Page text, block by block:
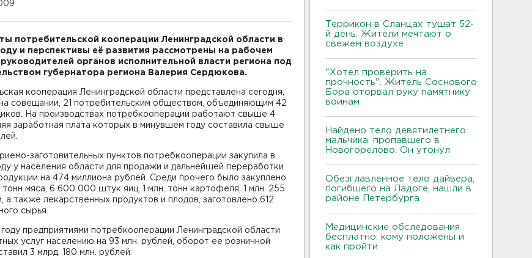
потребительской кооперации Ленинградской области в
и перспективы её развития рассмотрены на рабочем
органов исполнительной власти региона под
губернатора региона Валерия Сердюкова.
кооперация Ленинградской области представлена сегодня,
совещании, 21 потребительским обществом, объединяющим 42
На производствах потребкооперации работают свыше 4
заработная плата которых в минувшем году составила свыше
заготовительных пунктов потребкооперации закупила в
у населения области для продажи и дальнейшей переработки
на 474 миллиона рублей. Среди прочего было закуплено
мяса, 6 600 000 штук яиц, 1 млн. тонн картофеля, 1 млн. 255
а также лекарственных продуктов и плодов, заготовлено 612
сырья.
предприятиями потребкооперации Ленинградской области
услуг населению на 93 млн. рублей, оборот ее розничной
3 млрд. 180 млн. рублей.
Террикон в Сланцах тушат 52-
й день. Жители мечтают о
свежем воздухе
"Хотел проверить на
прочность". Житель Соснового
Бора оторвал руку памятнику
воинам
Найдено тело девятилетнего
мальчика, пропавшего в
Новогорелово. Он утонул
Обезглавленное тело дайвера,
погибшего на Ладоге, нашли в
районе Петербурга
Медицинские обследования
бесплатно: кому положены и
как пройти